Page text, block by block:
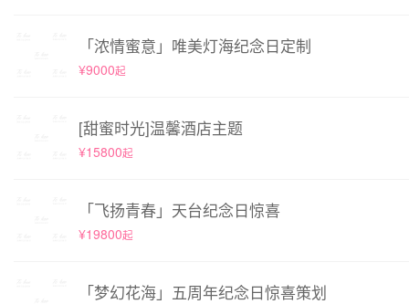
「浓情蜜意」唯美灯海纪念日定制
¥9000起
[甜蜜时光]温馨酒店主题
¥15800起
「飞扬青春」天台纪念日惊喜
¥19800起
「梦幻花海」五周年纪念日惊喜策划